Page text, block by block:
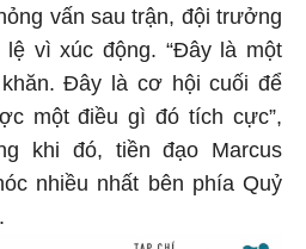
vấn sau trận, đội trưởng
lệ vì xúc động. “Đây là một
Đây là cơ hội cuối để
một điều gì đó tích cực”,
khi đó, tiền đạo Marcus
nhiều nhất bên phía Quỷ